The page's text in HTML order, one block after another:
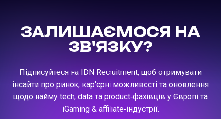
ЗАЛИШАЄМОСЯ НА
ЗВ'ЯЗКУ?
Підписуйтеся на IDN Recruitment, щоб отримувати
інсайти про ринок, кар'єрні можливості та оновлення
щодо найму tech, data та product‑фахівців у Європі та
iGaming & affiliate‑індустрії.